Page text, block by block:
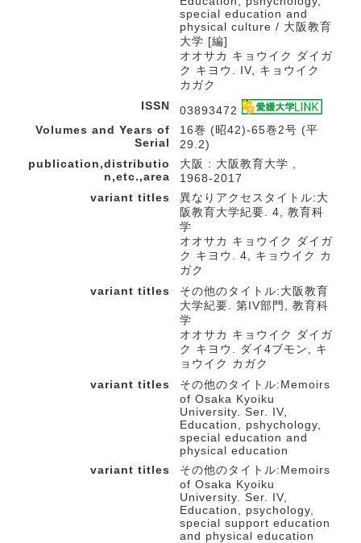
special education and
physical culture / 大阪教育
大学 [編]
オオサカ キョウイク ダイガ
ク キヨウ. IV, キョウイク
カガク
ISSN
03893472
Volumes and Years of
Serial
16巻 (昭42)-65巻2号 (平
29.2)
publication,distributio
n,etc.,area
大阪 : 大阪教育大学 ,
1968-2017
variant titles
異なりアクセスタイトル:大
阪教育大学紀要. 4, 教育科
学
オオサカ キョウイク ダイガ
ク キヨウ. 4, キョウイク カ
ガク
variant titles
その他のタイトル:大阪教育
大学紀要. 第IV部門, 教育科
学
オオサカ キョウイク ダイガ
ク キヨウ. ダイ4ブモン, キ
ョウイク カガク
variant titles
その他のタイトル:Memoirs
of Osaka Kyoiku
University. Ser. IV,
Education, pshychology,
special education and
physical education
variant titles
その他のタイトル:Memoirs
of Osaka Kyoiku
University. Ser. IV,
Education, psychology,
special support education
and physical education